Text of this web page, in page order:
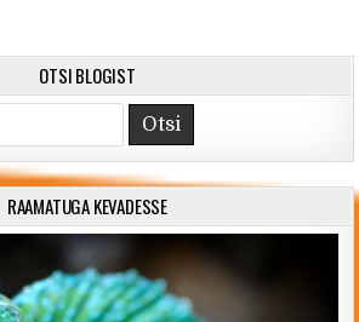
OTSI BLOGIST
RAAMATUGA KEVADESSE